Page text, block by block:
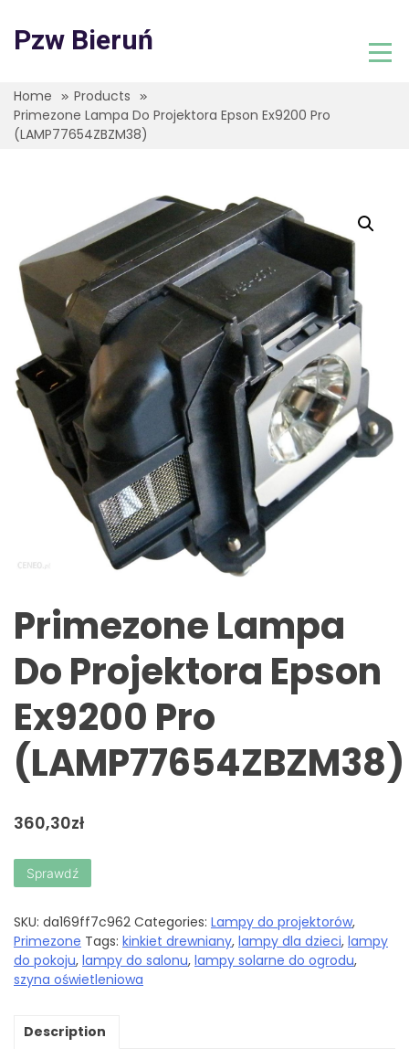
content
Pzw Bieruń
Home
Products
Primezone Lampa Do Projektora Epson Ex9200 Pro
(LAMP77654ZBZM38)
Primezone Lampa
Do Projektora Epson
Ex9200 Pro
(LAMP77654ZBZM38)
360,30zł
Sprawdź
SKU: da169ff7c962 Categories: Lampy do projektorów,
Primezone Tags: kinkiet drewniany, lampy dla dzieci, lampy
do pokoju, lampy do salonu, lampy solarne do ogrodu,
szyna oświetleniowa
Description